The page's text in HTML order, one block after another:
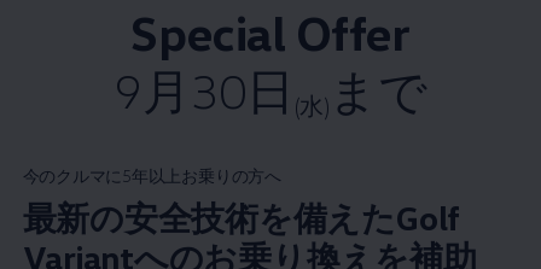
Special Offer
9月30日 (水) まで
今のクルマに5年以上お乗りの方へ
最新の安全技術を備えたGolf
Variantへのお乗り換えを補助